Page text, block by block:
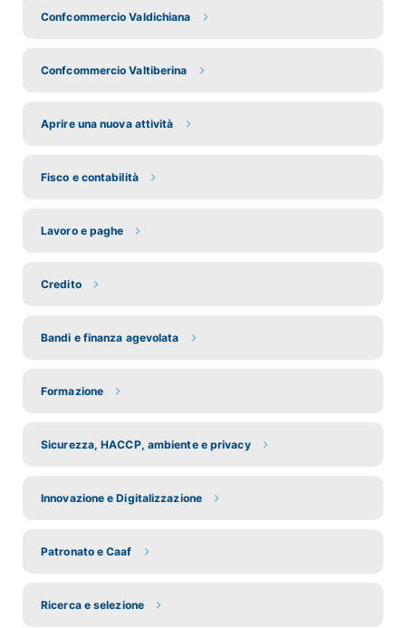
Confcommercio Valdichiana
Confcommercio Valtiberina
Aprire una nuova attività
Fisco e contabilità
Lavoro e paghe
Credito
Bandi e finanza agevolata
Formazione
Sicurezza, HACCP, ambiente e privacy
Innovazione e Digitalizzazione
Patronato e Caaf
Ricerca e selezione